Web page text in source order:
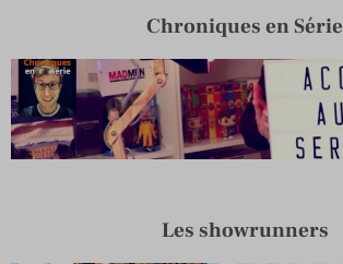
Chroniques en Série
Les showrunners